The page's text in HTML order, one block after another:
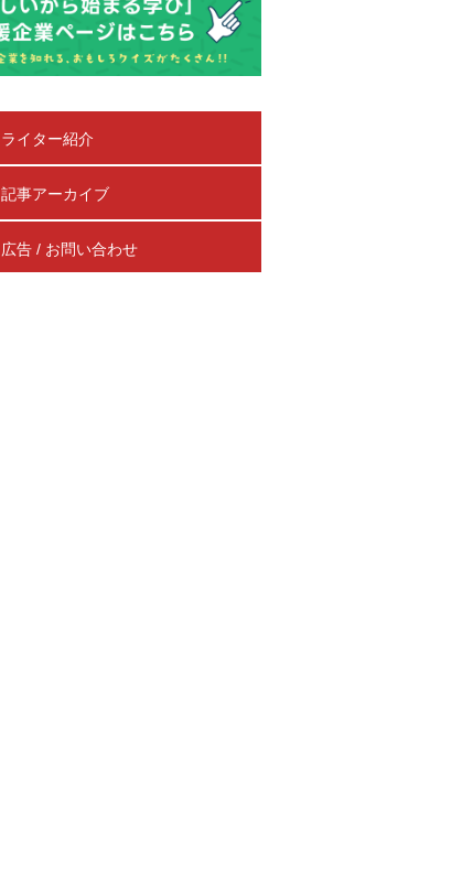
ライター紹介
記事アーカイブ
広告 / お問い合わせ